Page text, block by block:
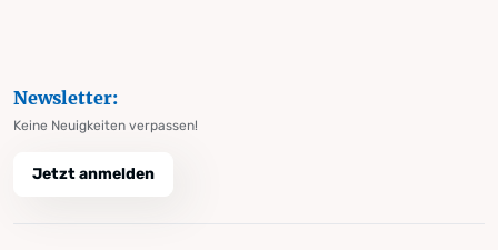
Newsletter:
Keine Neuigkeiten verpassen!
Jetzt anmelden